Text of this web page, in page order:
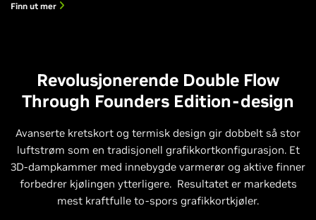
Finn ut mer
Revolusjonerende Double Flow
Through Founders Edition-design
Avanserte kretskort og termisk design gir dobbelt så stor
luftstrøm som en tradisjonell grafikkortkonfigurasjon. Et
3D-dampkammer med innebygde varmerør og aktive finner
forbedrer kjølingen ytterligere. ‌ Resultatet er markedets
mest kraftfulle to-spors grafikkortkjøler.